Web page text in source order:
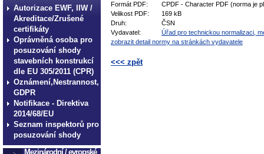
Autorizace EWF, IIW /
Akreditace/Zrušené
certifikáty
Oprávněná osoba pro
posuzování shody
stavebních konstrukcí
dle EU 305/2011 (CPR)
Oznámení,Nestrannost,
GDPR
Notifikace - Direktiva
2014/68/EU
Seznam inspektorů pro
posuzování shody
Mezinárodní / evropské
Formát PDF:
CPDF - Character PDF (norma je
Velikost PDF:
169 kB
Druh:
ČSN
Vydavatel:
Úřad pro technickou normalizaci,
zobrazit detail normy na stránkách vydavatele
<<< zpět